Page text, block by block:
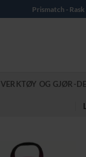
Prismatch -
VERKTØY OG GJØR-